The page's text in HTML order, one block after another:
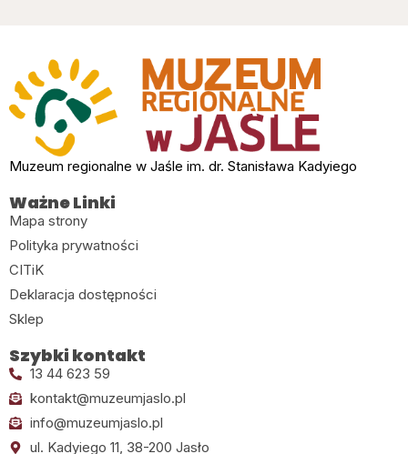
Muzeum regionalne w Jaśle im. dr. Stanisława Kadyiego
Ważne Linki
Mapa strony
Polityka prywatności
CITiK
Deklaracja dostępności
Sklep
Szybki kontakt
13 44 623 59
kontakt@muzeumjaslo.pl
info@muzeumjaslo.pl
ul. Kadyiego 11, 38-200 Jasło